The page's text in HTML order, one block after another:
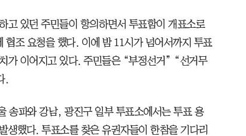
고 있던 주민들이 항의하면서 투표함이 개표소로
조 요청을 했다. 이에 밤 11시가 넘어서까지 투표
가 이어지고 있다. 주민들은 “부정선거” “선거무
.
송파와 강남, 광진구 일부 투표소에서는 투표 용
생했다. 투표소를 찾은 유권자들이 한참을 기다리